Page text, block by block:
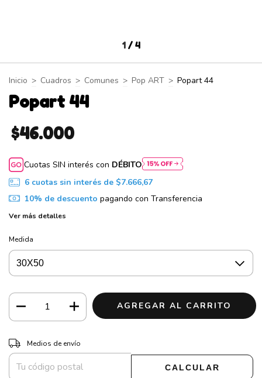
1 / 4
Inicio > Cuadros > Comunes > Pop ART > Popart 44
Popart 44
$46.000
Cuotas SIN interés con DÉBITO
6 cuotas sin interés de $7.666,67
10% de descuento pagando con Transferencia
Ver más detalles
Medida
Entregas para el CP:
Medios de envío
CALCULAR